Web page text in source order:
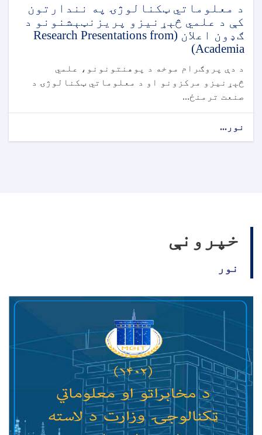
د معلوماتي ټکنالوژۍ په نندارتون
کې د علمي څېړنیزو پریزنټېشنونو د
ګډون اعلان (Research Presentations from
Academia)
د دې پروګرام موخه د پوهنتونونو، علمي
څېړنیزو مرکزونو او د معلوماتي ټکنالوژۍ د
صنعت ترمنځ...
نور...
خپرونې
نور